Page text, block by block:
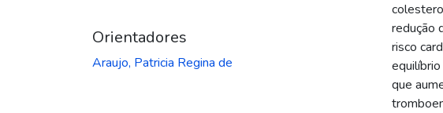
Orientadores
Araujo, Patricia Regina de
redução
risco
que